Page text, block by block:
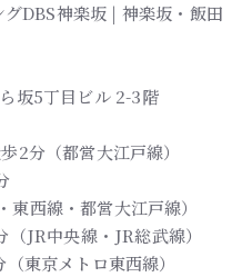
DBS神楽坂 | 神楽坂・飯田
坂5丁目ビル 2-3階
分（都営大江戸線）
東西線・都営大江戸線）
JR中央線・JR総武線）
東京メトロ東西線）